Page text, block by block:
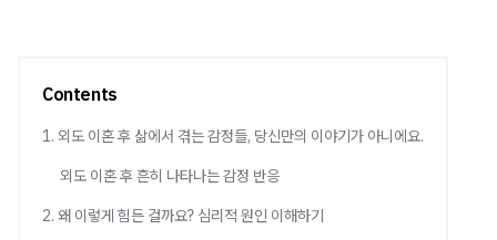
Contents
1. 외도 이혼 후 삶에서 겪는 감정들, 당신만의 이야기가 아니에요.
외도 이혼 후 흔히 나타나는 감정 반응
2. 왜 이렇게 힘든 걸까요? 심리적 원인 이해하기